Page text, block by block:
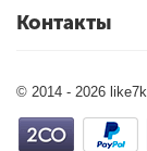
Контакты
© 2014 - 2026